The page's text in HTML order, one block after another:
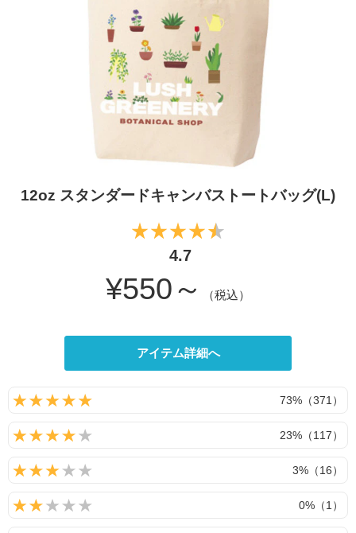
12oz スタンダードキャンバストートバッグ(L)
4.7
¥550～ （税込）
アイテム詳細へ
73%（371）
23%（117）
3%（16）
0%（1）